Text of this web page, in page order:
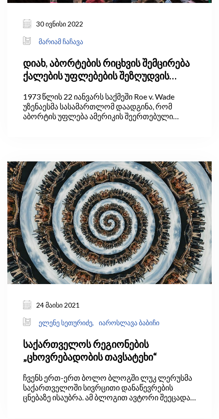
30 ივნისი 2022
მარიამ ჩაჩავა
დიახ, აბორტების რიცხვის შემცირება
ქალების უფლებების შეზღუდვის
1973 წლის 22 იანვარს საქმეში Roe v. Wade
უზენაესმა სასამართლომ დაადგინა, რომ
აბორტის უფლება ამერიკის შეერთებული
შეზღუდვა.
24 მაისი 2021
ელენე სეთურიძე, იაროსლავა ბაბიჩი
საქართველოს რეგიონების
„ცხოვრებადობის თავსატეხი“
ჩვენს ერთ-ერთ ბოლო ბლოგში ლუკ ლერუსმა
საქართველოში სივრცითი დანაწევრების
ცნებაზე ისაუბრა. ამ ბლოგით ავტორი შეეცადა,